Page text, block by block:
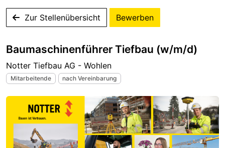
Zur Stellenübersicht Bewerben
Baumaschinenführer Tiefbau (w/m/d)
Notter Tiefbau AG - Wohlen
Mitarbeitende nach Vereinbarung